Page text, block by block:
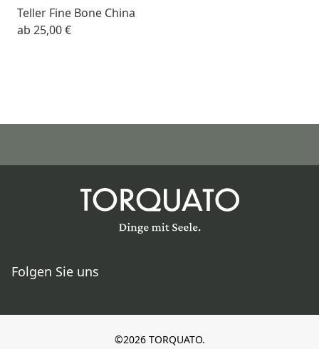
Teller Fine Bone China
ab 25,00 €
Folgen Sie uns
©2026 TORQUATO.